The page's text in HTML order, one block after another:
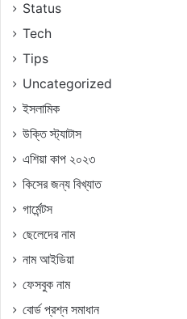
Status
Tech
Tips
Uncategorized
ইসলামিক
উক্তি স্ট্যাটাস
এশিয়া কাপ ২০২৩
কিসের জন্য বিখ্যাত
গার্মেন্টস
ছেলেদের নাম
নাম আইডিয়া
ফেসবুক নাম
বোর্ড প্রশ্ন সমাধান